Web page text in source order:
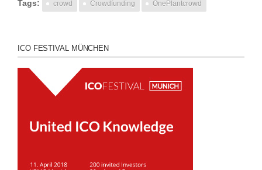
Tags: crowd Crowdfunding OnePlantcrowd
ICO FESTIVAL MÜNCHEN